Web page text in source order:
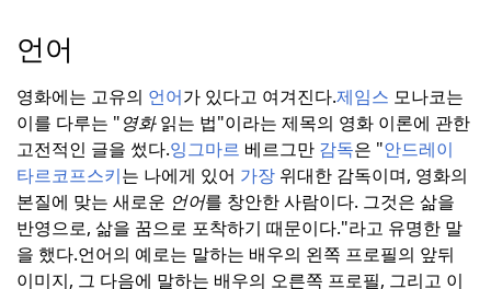
언어
영화에는 고유의 언어가 있다고 여겨진다.제임스 모나코는
이를 다루는 "영화읽는 법"이라는 제목의 영화 이론에 관한
고전적인 글을 썼다.잉그마르 베르그만 감독은 "안드레이
타르코프스키는 나에게 있어 가장 위대한 감독이며, 영화의
본질에 맞는 새로운 언어를 창안한 사람이다. 그것은 삶을
반영으로, 삶을 꿈으로 포착하기 때문이다."라고 유명한 말
을 했다.언어의 예로는 말하는 배우의 왼쪽 프로필의 앞뒤
이미지, 그 다음에 말하는 배우의 오른쪽 프로필, 그리고 이